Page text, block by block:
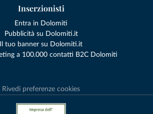
Inserzionisti
Entra in Dolomiti
Pubblicità su Dolomiti.it
Il tuo banner su Dolomiti.it
a 100.000 contatti B2C Dolomiti
Rivedi preferenze cookies